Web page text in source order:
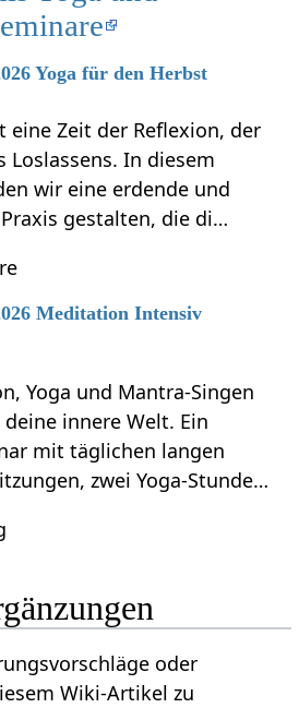
Yoga für den Herbst
eine Zeit der Reflexion, der
Loslassens. In diesem
wir eine erdende und
gestalten, die di…
Meditation Intensiv
Yoga und Mantra-Singen
innere Welt. Ein
mit täglichen langen
zwei Yoga-Stunde…
Ergänzungen
oder
Wiki-Artikel zu